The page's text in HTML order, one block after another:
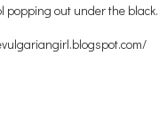
popping out under the black.